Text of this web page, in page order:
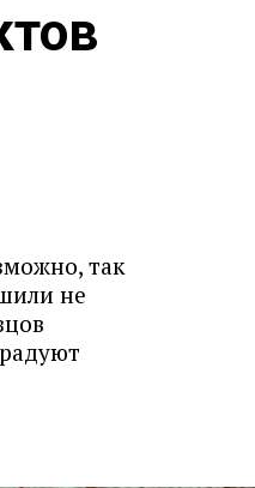
так
не